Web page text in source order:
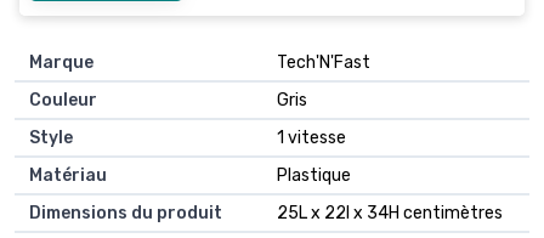
Marque
Tech'N'Fast
Couleur
Gris
Style
1 vitesse
Matériau
Plastique
Dimensions du produit
25L x 22l x 34H centimètres